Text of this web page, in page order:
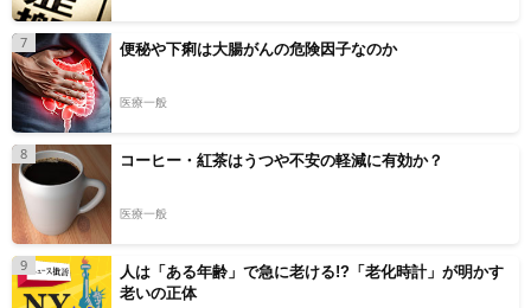
7 便秘や下痢は大腸がんの危険因子なのか
医療一般
8 コーヒー・紅茶はうつや不安の軽減に有効か？
医療一般
9
人は「ある年齢」で急に老ける!?「老化時計」が明かす
老いの正体